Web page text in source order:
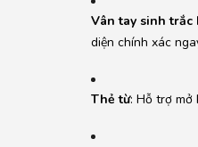
Vân tay sinh trắc
diện chính xác
Thẻ từ: Hỗ trợ mở